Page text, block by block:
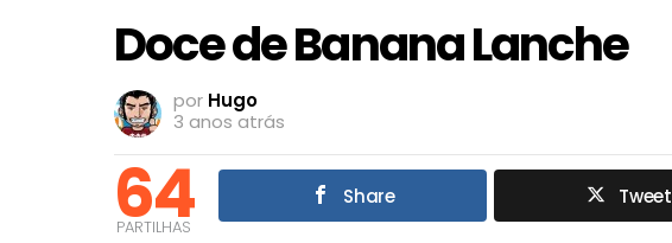
Doce de Banana Lanche
por Hugo
3 anos atrás
64
PARTILHAS
Share Tweet